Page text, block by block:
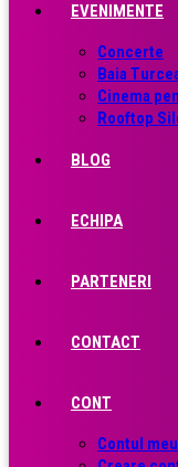
EVENIMENTE
Concerte
Baia
Cinema
Rooftop
BLOG
ECHIPA
PARTENERI
CONTACT
CONT
Contul meu